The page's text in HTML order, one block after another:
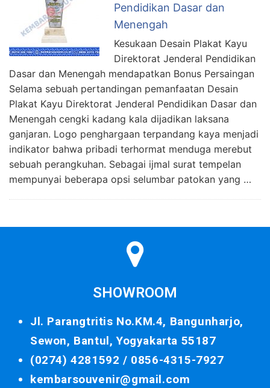
Pendidikan Dasar dan
Menengah
Kesukaan Desain Plakat Kayu
Direktorat Jenderal Pendidikan
Dasar dan Menengah mendapatkan Bonus Persaingan
Selama sebuah pertandingan pemanfaatan Desain
Plakat Kayu Direktorat Jenderal Pendidikan Dasar dan
Menengah cengki kadang kala dijadikan laksana
ganjaran. Logo penghargaan terpandang kaya menjadi
indikator bahwa pribadi terhormat menduga merebut
sebuah perangkuhan. Sebagai ijmal surat tempelan
mempunyai beberapa opsi selumbar patokan yang …
SHOWROOM
Jl. Parangtritis No.KM.4, Bangunharjo,
Sewon, Bantul, Yogyakarta 55187
(0274) 4281592 / 0856-4315-7927
kembarsouvenir@gmail.com